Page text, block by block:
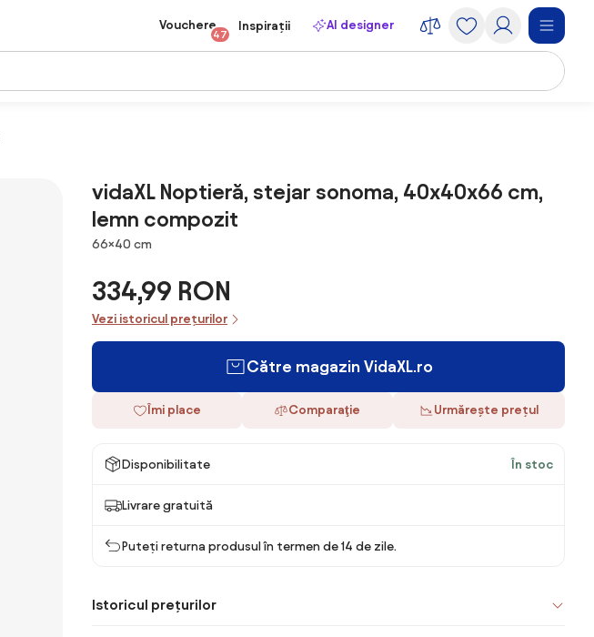
Vouchere
47
Inspirații AI designer
vidaXL Noptieră, stejar sonoma, 40x40x66 cm,
lemn compozit
Dimensiuni
66×40 cm
334,99 RON
Vezi istoricul prețurilor
Către magazin VidaXL.ro
Îmi place Comparaţie Urmărește prețul
Disponibilitate În stoc
Livrare gratuită
Puteți returna produsul în termen de 14 de zile.
Istoricul prețurilor